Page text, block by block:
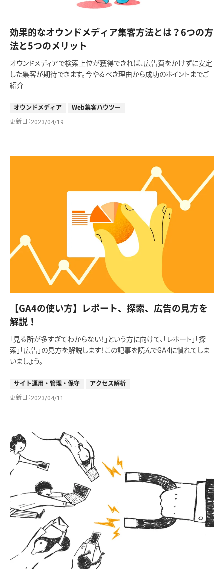
効果的なオウンドメディア集客方法とは？6つの方
法と5つのメリット
オウンドメディアで検索上位が獲得できれば、広告費をかけずに安定
した集客が期待できます。今やるべき理由から成功のポイントまでご
紹介
オウンドメディア Web集客ハウツー
更新日 2023/04/19
【GA4の使い方】レポート、探索、広告の見方を
解説！
「見る所が多すぎてわからない！」という方に向けて、「レポート」「探
索」「広告」の見方を解説します！この記事を読んでGA4に慣れてしま
いましょう。
サイト運用・管理・保守 アクセス解析
更新日 2023/04/11